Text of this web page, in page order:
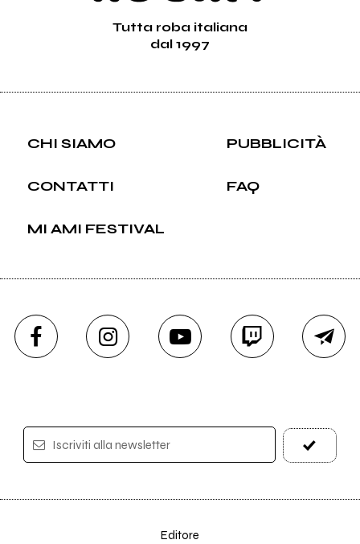
Tutta roba italiana
dal 1997
CHI SIAMO PUBBLICITÀ
CONTATTI FAQ
MI AMI FESTIVAL
Iscriviti alla newsletter
Editore